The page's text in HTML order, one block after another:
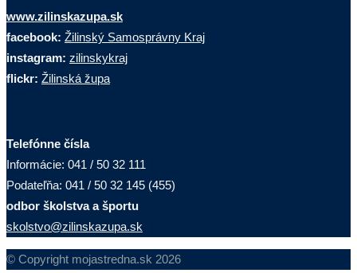
www.zilinskazupa.sk
facebook: Žilinský Samosprávny Kraj
instagram: zilinskykraj
flickr: Žilinská župa
Telefónne čísla
Informácie: 041 / 50 32 111
Podateľňa: 041 / 50 32 145 (455)
odbor školstva a športu
skolstvo@zilinskazupa.sk
© Copyright mojastredna.sk 2026